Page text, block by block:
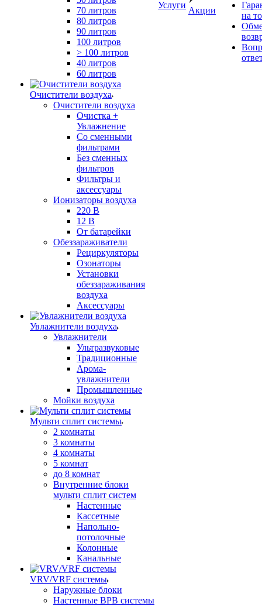
70 литров
80 литров
90 литров
100 литров
> 100 литров
40 литров
60 литров
Очистители воздуха
Очистители воздуха
Очистка +
Увлажнение
Cо сменными
фильтрами
Без сменных
фильтров
Фильтры и
аксессуары
Ионизаторы воздуха
220 В
12 В
От батарейки
Обеззараживатели
Рециркуляторы
Озонаторы
Установки
обеззараживания
воздуха
Аксессуары
Увлажнители воздуха
Увлажнители
Ультразвуковые
Традиционные
Арома-
увлажнители
Промышленные
Мойки воздуха
Мульти сплит системы
2 комнаты
3 комнаты
4 комнаты
5 комнат
до 8 комнат
Внутренние блоки
мульти сплит систем
Настенные
Кассетные
Напольно-
потолочные
Колонные
Канальные
VRV/VRF системы
Наружные блоки
Настенные ВРВ системы
Услуги
Акции
на